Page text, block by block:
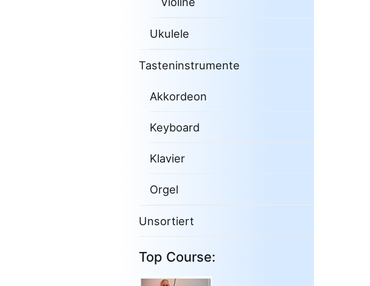
Ukulele
Tasteninstrumente
Akkordeon
Keyboard
Klavier
Orgel
Unsortiert
Top Course: